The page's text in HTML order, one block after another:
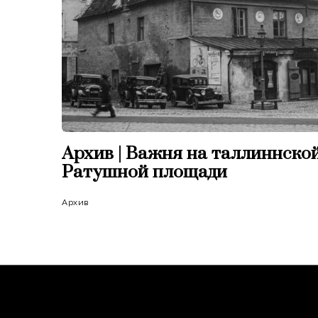
Архив | Важня на
Ратушной площади
Архив